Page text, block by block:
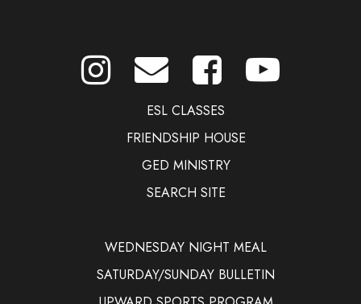
ESL CLASSES
FRIENDSHIP HOUSE
GED MINISTRY
SEARCH SITE
WEDNESDAY NIGHT MEAL
SATURDAY/SUNDAY BULLETIN